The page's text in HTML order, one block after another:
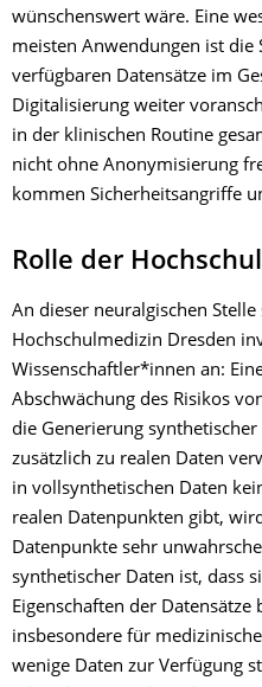
wünschenswert wäre. Eine
meisten Anwendungen ist
verfügbaren Datensätze im
Digitalisierung weiter
in der klinischen Routine
nicht ohne Anonymisierung
kommen Sicherheitsangriffe
Rolle der
An dieser neuralgischen Stelle
Hochschulmedizin Dresden
Wissenschaftler*innen an:
Abschwächung des Risikos
die Generierung
zusätzlich zu realen Daten
in vollsynthetischen Daten
realen Datenpunkten gibt,
Datenpunkte sehr
synthetischer Daten ist, dass
Eigenschaften der Datensätze
insbesondere für
wenige Daten zur Verfügung